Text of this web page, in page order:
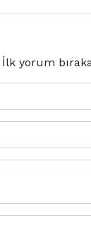
yorum